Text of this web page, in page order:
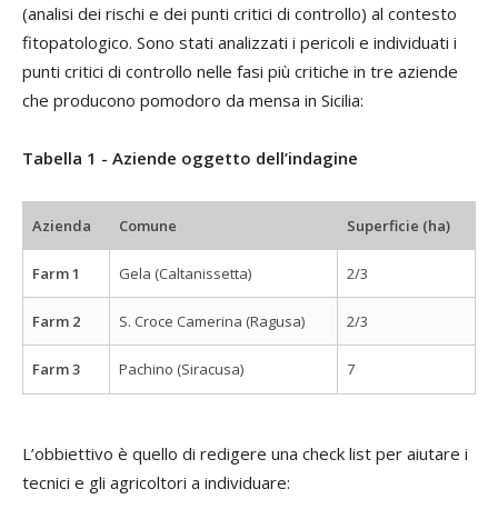
(analisi dei rischi e dei punti critici di controllo) al contesto
fitopatologico. Sono stati analizzati i pericoli e individuati i
punti critici di controllo nelle fasi più critiche in tre aziende
che producono pomodoro da mensa in Sicilia:
Tabella 1 - Aziende oggetto dell’indagine
Azienda Comune Superficie (ha)
Farm 1 Gela (Caltanissetta) 2/3
Farm 2 S. Croce Camerina (Ragusa) 2/3
Farm 3 Pachino (Siracusa) 7
L’obbiettivo è quello di redigere una check list per aiutare i
tecnici e gli agricoltori a individuare: